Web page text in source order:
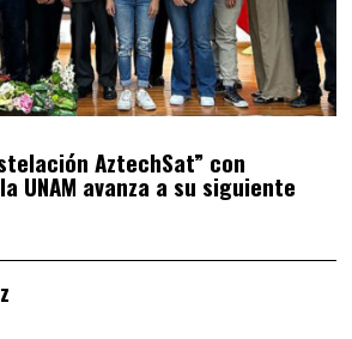
AztechSat” con
UNAM avanza a su siguiente